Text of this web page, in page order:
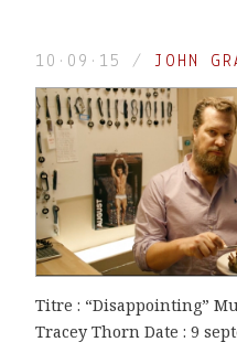
10·09·15 / JOHN
Titre : “Disappointing”
Tracey Thorn Date : 9